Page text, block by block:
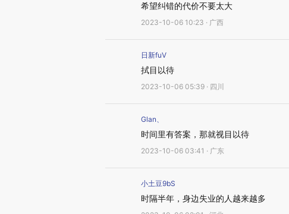
希望纠错的代价不要太大
2023-10-06 10:23 · 广西
日新fuV
拭目以待
2023-10-06 05:39 · 四川
Glan、
时间里有答案，那就视目以待
2023-10-06 03:41 · 广东
小土豆9bS
时隔半年，身边失业的人越来越多